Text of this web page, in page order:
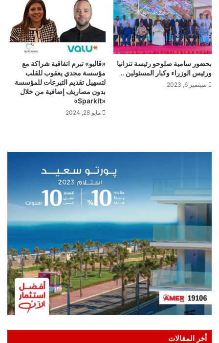
بحضور سامية صلوحو رئيسة تنزانيا
ورئيس الوزراء وكبار المسئولين ..
سبتمبر 6, 2023
«ڤاليو» تبرم اتفاقية شراكة مع
مؤسسة مجدي يعقوب للقلب
لتسهيل تقديم التبرعات للمؤسسة
بدون مصاريف إضافية من خلال
«SparkIt»
مايو 28, 2024
أخر المقالات